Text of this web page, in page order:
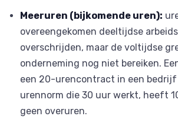
Meeruren (bijkomende uren):
overeengekomen deeltijdse
overschrijden, maar de voltijdse
onderneming nog niet bereiken.
een 20-urencontract in een
urennorm die 30 uur werkt, heeft
geen overuren.